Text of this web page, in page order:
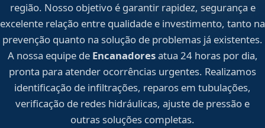
região. Nosso objetivo é garantir rapidez, segurança e
excelente relação entre qualidade e investimento, tanto na
prevenção quanto na solução de problemas já existentes.
A nossa equipe de Encanadoresatua 24 horas por dia,
pronta para atender ocorrências urgentes. Realizamos
identificação de infiltrações, reparos em tubulações,
verificação de redes hidráulicas, ajuste de pressão e
outras soluções completas.